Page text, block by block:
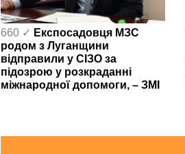
660 ✓ Експосадовця МЗС
родом з Луганщини
відправили у СІЗО за
підозрою у розкраданні
міжнародної допомоги, – ЗМІ